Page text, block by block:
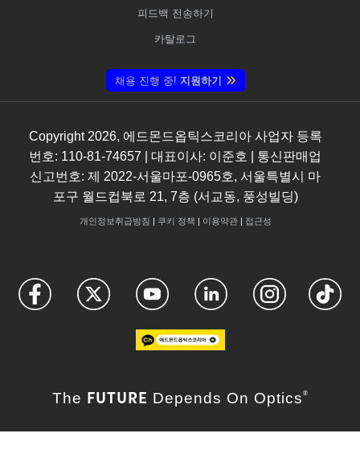
피드백 전송하기
카탈로그
채용 진행 중! 지원하기
Copyright 2026, 에드몬드옵틱스코리아 사업자 등록
번호: 110-81-74657 | 대표이사: 이준호 | 통신판매업
신고번호: 제 2022-서울마포-0965호, 서울특별시 마
포구 월드컵북로 21, 7층 (서교동, 풍성빌딩)
개인정보취급방침 | 쿠키 정책 | 이용약관| 접근성
The FUTURE Depends On Optics ®